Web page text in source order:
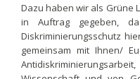
Dazu haben wir als Grüne
in Auftrag gegeben,
Diskriminierungsschutz
gemeinsam mit Ihnen/